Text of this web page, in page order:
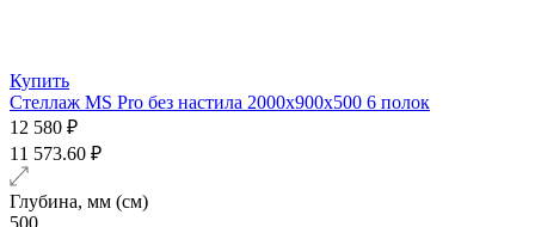
Купить
Стеллаж MS Pro без настила 2000х900x500 6 полок
12 580 ₽
11 573.60 ₽
Глубина, мм (см)
500